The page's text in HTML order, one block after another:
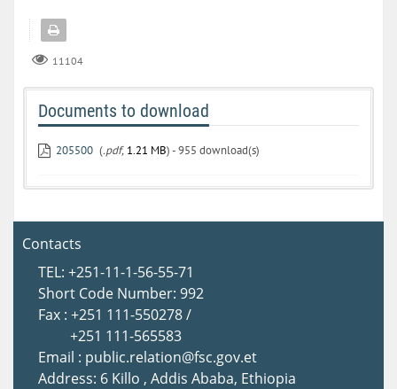
11104
Documents to download
205500 (.pdf, 1.21 MB) - 955 download(s)
Contacts
TEL: +251-11-1-56-55-71
Short Code Number: 992
Fax : +251 111-550278 /
+251 111-565583
Email : public.relation@fsc.gov.et
Address: 6 Killo , Addis Ababa, Ethiopia